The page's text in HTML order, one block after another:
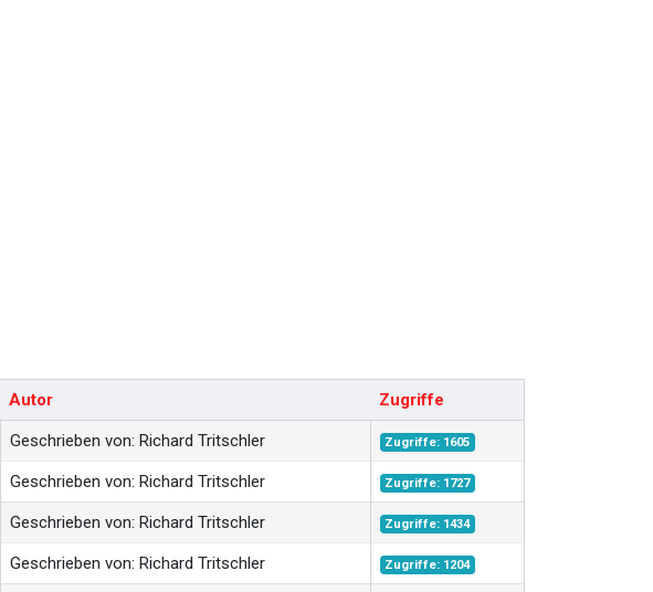
Autor Zugriffe
Geschrieben von: Richard Tritschler Zugriffe: 1605
Geschrieben von: Richard Tritschler Zugriffe: 1727
Geschrieben von: Richard Tritschler Zugriffe: 1434
Geschrieben von: Richard Tritschler Zugriffe: 1204